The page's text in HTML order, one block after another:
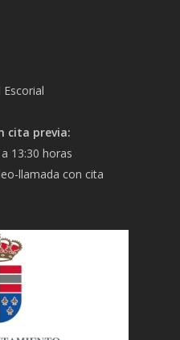
cita previa:
13:30 horas
llamada con cita